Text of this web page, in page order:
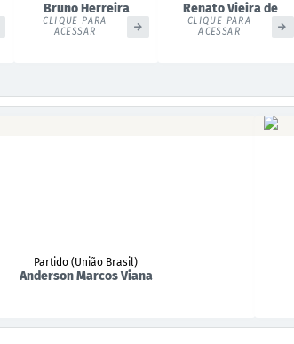
Bruno Herreira
CLIQUE PARA
ACESSAR
Renato Vieira de
Brito
CLIQUE PARA
ACESSAR
Partido (União Brasil)
Anderson Marcos Viana